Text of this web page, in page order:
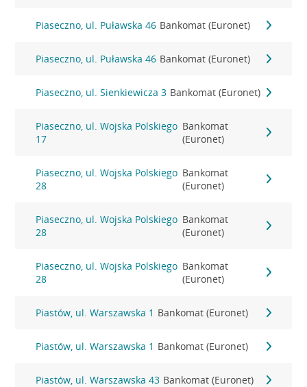
Piaseczno, ul. Puławska 46 Bankomat (Euronet)
Piaseczno, ul. Puławska 46 Bankomat (Euronet)
Piaseczno, ul. Sienkiewicza 3 Bankomat (Euronet)
Piaseczno, ul. Wojska Polskiego
17
Bankomat
(Euronet)
Piaseczno, ul. Wojska Polskiego
28
Bankomat
(Euronet)
Piaseczno, ul. Wojska Polskiego
28
Bankomat
(Euronet)
Piaseczno, ul. Wojska Polskiego
28
Bankomat
(Euronet)
Piastów, ul. Warszawska 1 Bankomat (Euronet)
Piastów, ul. Warszawska 1 Bankomat (Euronet)
Piastów, ul. Warszawska 43 Bankomat (Euronet)